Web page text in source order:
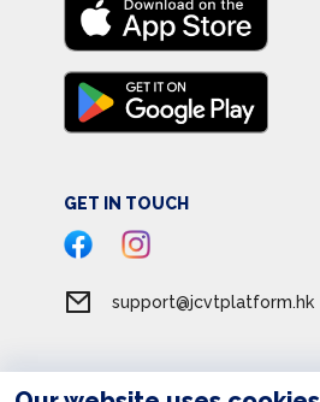
GET IN TOUCH
support@jcvtplatform.hk